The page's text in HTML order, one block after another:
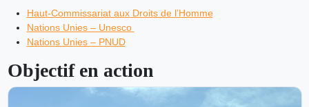
Haut-Commissariat aux Droits de l’Homme
Nations Unies – Unesco
Nations Unies – PNUD
Objectif en action